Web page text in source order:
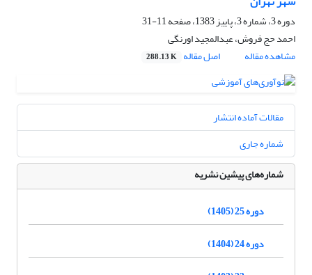
دوره 3، شماره 3، پاییز 1383، صفحه
11-31
احمد حج فروش، عبدالمجید اورنگی
مشاهده مقاله
اصل مقاله 288.13 K
مقالات آماده انتشار
شماره جاری
شماره‌های پیشین نشریه
دوره 25 (1405)
دوره 24 (1404)